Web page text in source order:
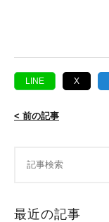
LINE X
< 前の記事
最近の記事